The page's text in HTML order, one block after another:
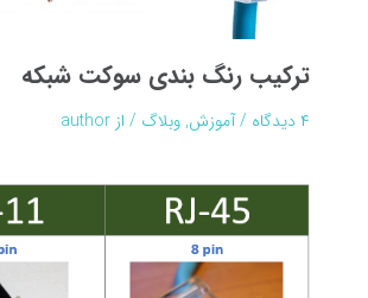
ترکیب رنگ بندی سوکت شبکه
۴ دیدگاه /آموزش,وبلاگ / از author